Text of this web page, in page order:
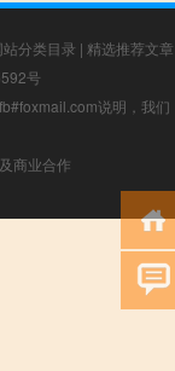
站分类目录 | 精选推荐文章
号
说明，我们
商业合作